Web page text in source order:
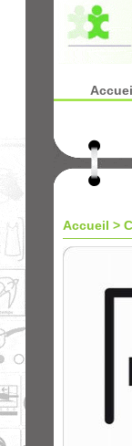
Accueil >